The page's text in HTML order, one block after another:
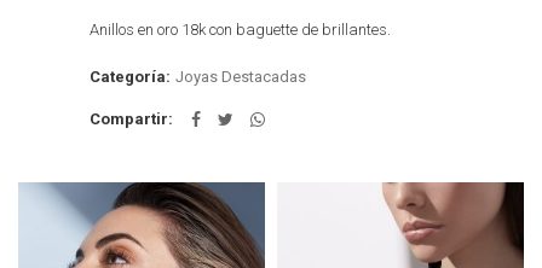
Anillos en oro 18k con baguette de brillantes.
Categoría: Joyas Destacadas
Compartir